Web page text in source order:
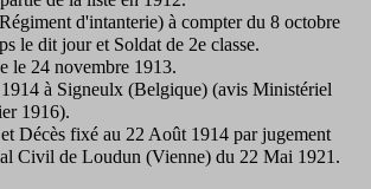
d'intanterie) à compter du 8 octobre
le dit jour et Soldat de 2e classe.
le 24 novembre 1913.
à Signeulx (Belgique) (avis Ministériel
1916).
Décès fixé au 22 Août 1914 par jugement
Civil de Loudun (Vienne) du 22 Mai 1921.